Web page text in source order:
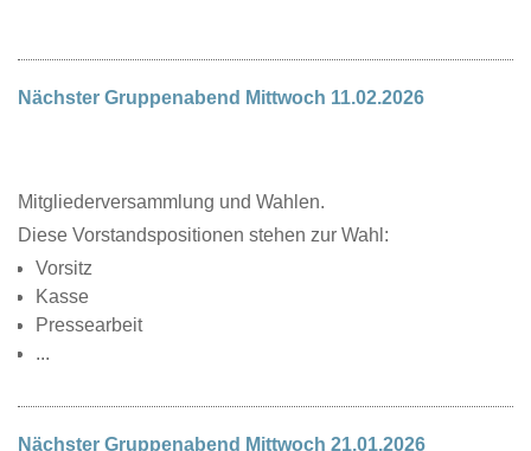
Nächster Gruppenabend Mittwoch 11.02.2026
Mitgliederversammlung und Wahlen.
Diese Vorstandspositionen stehen zur Wahl:
Vorsitz
Kasse
Pressearbeit
...
Nächster Gruppenabend Mittwoch 21.01.2026